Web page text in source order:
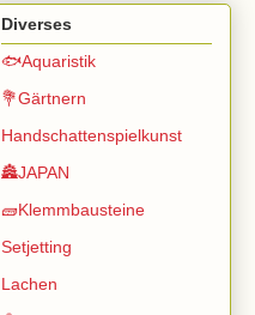
Diverses
🐟Aquaristik
💐Gärtnern
Handschattenspielkunst
🏯JAPAN
🧱Klemmbausteine
Setjetting
Lachen